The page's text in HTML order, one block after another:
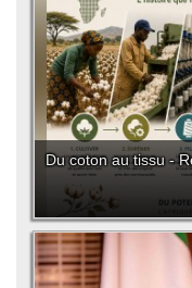
Du coton au tissu -